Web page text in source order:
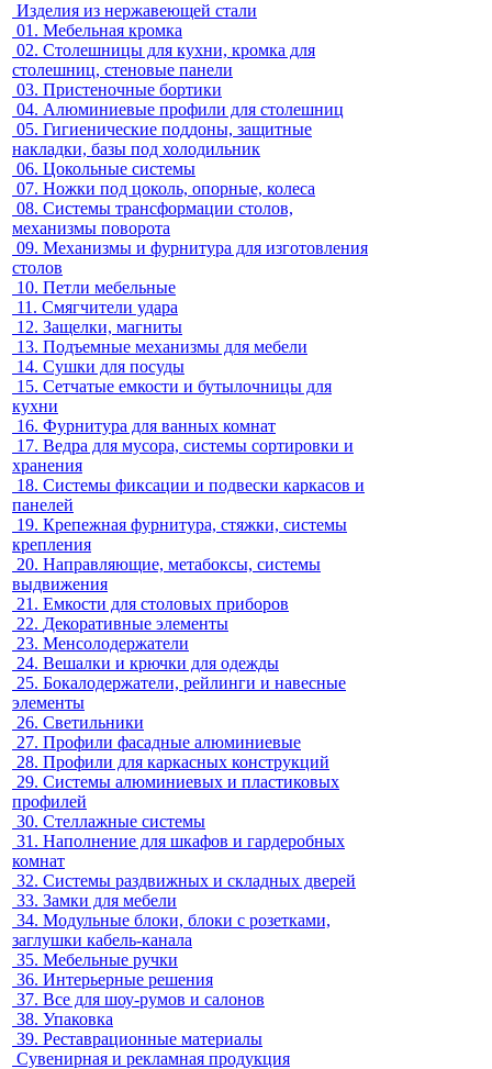
Изделия из нержавеющей стали
01. Мебельная кромка
02. Столешницы для кухни, кромка для
столешниц, стеновые панели
03. Пристеночные бортики
04. Алюминиевые профили для столешниц
05. Гигиенические поддоны, защитные
накладки, базы под холодильник
06. Цокольные системы
07. Ножки под цоколь, опорные, колеса
08. Системы трансформации столов,
механизмы поворота
09. Механизмы и фурнитура для изготовления
столов
10. Петли мебельные
11. Смягчители удара
12. Защелки, магниты
13. Подъемные механизмы для мебели
14. Сушки для посуды
15. Сетчатые емкости и бутылочницы для
кухни
16. Фурнитура для ванных комнат
17. Ведра для мусора, системы сортировки и
хранения
18. Системы фиксации и подвески каркасов и
панелей
19. Крепежная фурнитура, стяжки, системы
крепления
20. Направляющие, метабоксы, системы
выдвижения
21. Емкости для столовых приборов
22. Декоративные элементы
23. Менсолодержатели
24. Вешалки и крючки для одежды
25. Бокалодержатели, рейлинги и навесные
элементы
26. Светильники
27. Профили фасадные алюминиевые
28. Профили для каркасных конструкций
29. Системы алюминиевых и пластиковых
профилей
30. Стеллажные системы
31. Наполнение для шкафов и гардеробных
комнат
32. Системы раздвижных и складных дверей
33. Замки для мебели
34. Модульные блоки, блоки с розетками,
заглушки кабель-канала
35. Мебельные ручки
36. Интерьерные решения
37. Все для шоу-румов и салонов
38. Упаковка
39. Реставрационные материалы
Сувенирная и рекламная продукция